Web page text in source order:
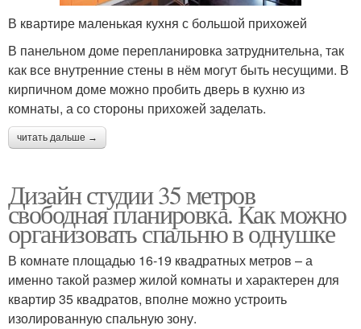
В квартире маленькая кухня с большой прихожей
В панельном доме перепланировка затруднительна, так
как все внутренние стены в нём могут быть несущими. В
кирпичном доме можно пробить дверь в кухню из
комнаты, а со стороны прихожей заделать.
читать дальше →
Дизайн студии 35 метров
свободная планировка. Как можно
организовать спальню в однушке
В комнате площадью 16-19 квадратных метров – а
именно такой размер жилой комнаты и характерен для
квартир 35 квадратов, вполне можно устроить
изолированную спальную зону.